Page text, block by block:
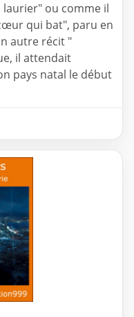
ou comme il
qui bat", paru en
autre récit "
il attendait
pays natal le début